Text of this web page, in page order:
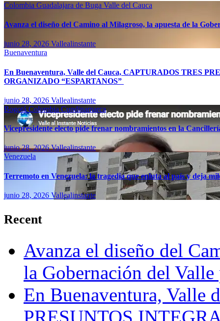
Colombia Guadalajara de Buga Valle del Cauca
Avanza el diseño del Camino al Milagroso, la apuesta de la
junio 28, 2026 Vallealinstante
Buenaventura
En Buenaventura, Valle del Cauca, CAPTURADOS TRES
ORGANIZADO “ESPARTANOS”
junio 28, 2026 Vallealinstante
BogotáColombia Cundinamarca
Vicepresidente electo pide frenar nombramientos en la
junio 28, 2026Vallealinstante
Venezuela
Terremoto en Venezuela: la tragedia que enluta al país y deja
junio 28, 2026 Vallealinstante
Recent
Avanza el diseño del
la Gobernación del
En Buenaventura, Valle